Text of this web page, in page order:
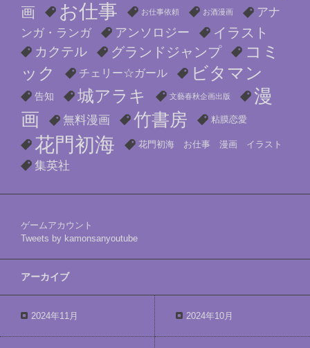
画
お仕事 お仕事依頼 お酒漫画
アナ
ンガ・ランガ
アンソロジー イラスト
カクテル グランドジャンプ
コミ
ック
チェリー☆ガール ビタマン
告知 城アラキ 文藝春秋企画出版
漫
画
無料漫画 竹書房 粘膜恋愛
花門初海 花門初海 お仕事 漫画 イラスト
集英社
ゲームアカウント
Tweets by kamonsanyoutube
アーカイブ
2024年11月 2024年10月